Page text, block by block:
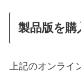
製品版を購
上記のオンラ